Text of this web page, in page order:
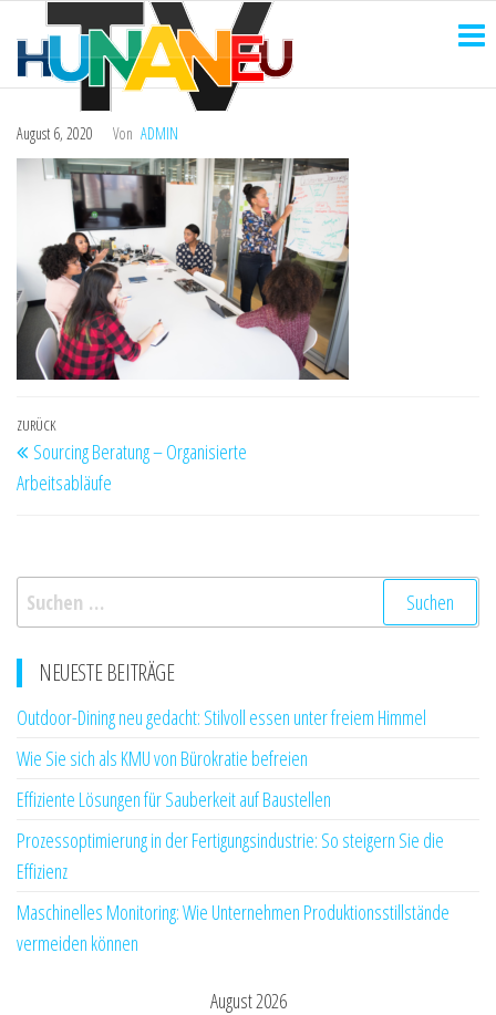
Inhalt
springen
August 6, 2020 Von ADMIN
Beitragsnavigation
Vorheriger
Beitrag
ZURÜCK
Sourcing Beratung – Organisierte
Arbeitsabläufe
Suchen
nach:
NEUESTE BEITRÄGE
Outdoor-Dining neu gedacht: Stilvoll essen unter freiem Himmel
Wie Sie sich als KMU von Bürokratie befreien
Effiziente Lösungen für Sauberkeit auf Baustellen
Prozessoptimierung in der Fertigungsindustrie: So steigern Sie die
Effizienz
Maschinelles Monitoring: Wie Unternehmen Produktionsstillstände
vermeiden können
August 2026